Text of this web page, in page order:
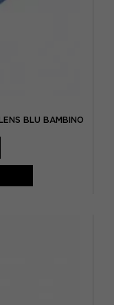
BLU BAMBINO